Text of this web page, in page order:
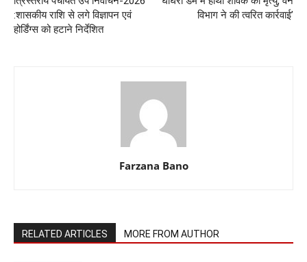
:शासकीय राशि से लगे विज्ञापन एवं
होर्डिंग्स को हटाने निर्देशित
विभाग ने की त्वरित कार्रवाई’
Farzana Bano
RELATED ARTICLES MORE FROM AUTHOR